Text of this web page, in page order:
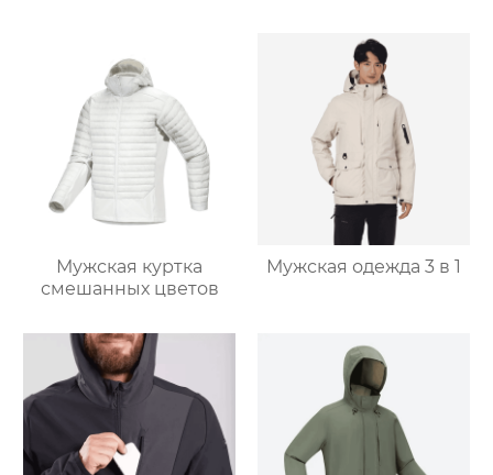
Мужская куртка
смешанных цветов
Мужская одежда 3 в 1